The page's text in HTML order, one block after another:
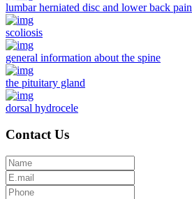
lumbar herniated disc and lower back pain
scoliosis
general information about the spine
the pituitary gland
dorsal hydrocele
Contact Us